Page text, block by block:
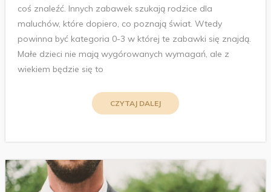
coś znaleźć. Innych zabawek szukają rodzice dla
maluchów, które dopiero, co poznają świat. Wtedy
powinna być kategoria 0-3 w której te zabawki się znajdą.
Małe dzieci nie mają wygórowanych wymagań, ale z
wiekiem będzie się to
CZYTAJ DALEJ